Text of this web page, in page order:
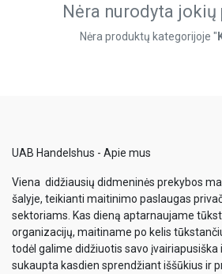
Nėra nurodyta
Nėra produktų kategorijoje "
UAB Handelshus - Apie mus
Viena didžiausių didmeninės prekybos
šalyje, teikianti maitinimo paslaugas
sektoriams. Kas dieną aptarnaujame
organizacijų, maitiname po kelis
todėl galime didžiuotis savo
sukaupta kasdien sprendžiant iššūkius ir